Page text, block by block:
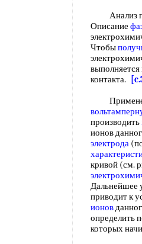
Анализ
Описание
Чтобы
контакта.
производить
ионов
электрода
кривой (см.
Дальнейшее
приводит к
ионов
определить
которых